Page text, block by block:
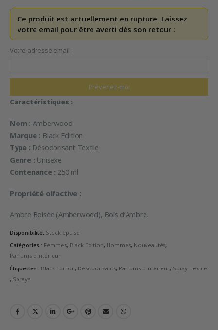
Ce produit est actuellement en rupture. Laissez
votre email pour être averti dès son retour :
Votre adresse email :
Caractéristiques :
Nom : Amberwood
Marque : Black Edition
Type : Désodorisant Textile
Genre : Unisexe
Contenance : 250 ml
Propriété olfactive :
Ambre Boisée (Amberwood), Bois d’Ambre.
Disponibilité: Stock épuisé
Catégories : Femmes, Black Edition, Hommes, Nouveautés,
Parfums d'Intérieur
Étiquettes : Black Edition, Désodorisants, Parfums d'Intérieur, Spray Textile
, Sprays